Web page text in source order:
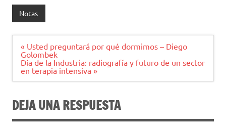
Notas
Navegación
de
entradas
« Usted preguntará por qué dormimos – Diego
Golombek
Día de la Industria: radiografía y futuro de un sector
en terapia intensiva »
DEJA UNA RESPUESTA